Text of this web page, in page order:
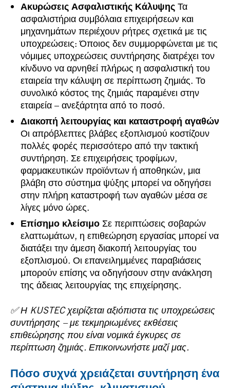
Ακυρώσεις Ασφαλιστικής Κάλυψης Τα
ασφαλιστήρια συμβόλαια επιχειρήσεων και
μηχανημάτων περιέχουν ρήτρες σχετικά με τις
υποχρεώσεις: Όποιος δεν συμμορφώνεται με τις
νόμιμες υποχρεώσεις συντήρησης διατρέχει τον
κίνδυνο να αρνηθεί πλήρως η ασφαλιστική του
εταιρεία την κάλυψη σε περίπτωση ζημιάς. Το
συνολικό κόστος της ζημιάς παραμένει στην
εταιρεία – ανεξάρτητα από το ποσό.
Διακοπή λειτουργίας και καταστροφή αγαθών
Οι απρόβλεπτες βλάβες εξοπλισμού κοστίζουν
πολλές φορές περισσότερο από την τακτική
συντήρηση. Σε επιχειρήσεις τροφίμων,
φαρμακευτικών προϊόντων ή αποθηκών, μια
βλάβη στο σύστημα ψύξης μπορεί να οδηγήσει
στην πλήρη καταστροφή των αγαθών μέσα σε
λίγες μόνο ώρες.
Επίσημο κλείσιμο Σε περιπτώσεις σοβαρών
ελαττωμάτων, η επιθεώρηση εργασίας μπορεί να
διατάξει την άμεση διακοπή λειτουργίας του
εξοπλισμού. Οι επανειλημμένες παραβιάσεις
μπορούν επίσης να οδηγήσουν στην ανάκληση
της άδειας λειτουργίας της επιχείρησης.
✅ Η KUSTEC χειρίζεται αξιόπιστα τις υποχρεώσεις
συντήρησης – με τεκμηριωμένες εκθέσεις
επιθεώρησης που είναι νομικά έγκυρες σε
περίπτωση ζημιάς. Επικοινωνήστε μαζί μας.
Πόσο συχνά χρειάζεται συντήρηση ένα